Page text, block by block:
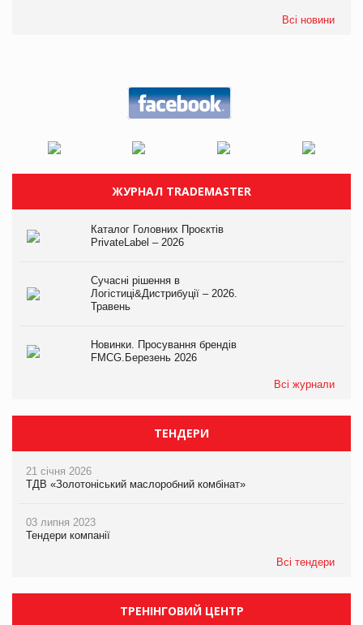
Всі новини
ЖУРНАЛ TRADEMASTER
Каталог Головних Проєктів
PrivateLabel – 2026
Сучасні рішення в
Логістиці&Дистрибуції – 2026.
Травень
Новинки. Просування брендів
FMCG.Березень 2026
Всі журнали
ТЕНДЕРИ
21 січня 2026
ТДВ «Золотоніський маслоробний комбінат»
03 липня 2023
Тендери компанії
Всі тендери
ТРЕНІНГОВИЙ ЦЕНТР